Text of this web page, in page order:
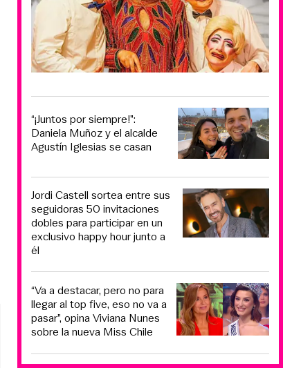
“¡Juntos por siempre!”:
Daniela Muñoz y el alcalde
Agustín Iglesias se casan
Jordi Castell sortea entre sus
seguidoras 50 invitaciones
dobles para participar en un
exclusivo happy hour junto a
él
“Va a destacar, pero no para
llegar al top five, eso no va a
pasar”, opina Viviana Nunes
sobre la nueva Miss Chile